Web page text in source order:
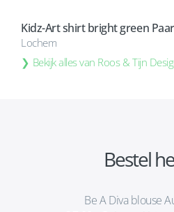
Kidz-Art shirt bright green
Lochem
Bekijk alles van Roos & Tijn
Bestel
Be A Diva blouse